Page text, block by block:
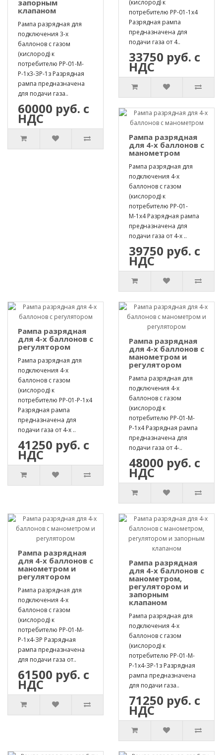
запорным
клапаном
Рампа разрядная для
подключения 3-х
баллонов с газом
(кислород) к
потребителю РР-01-М-
Р-1х3-ЗР-1з Разрядная
рампа предназначена
для подачи газа..
60000 руб. с
НДС
(кислород) к
потребителю РР-01-1х4
Разрядная рампа
предназначена для
подачи газа от 4..
33750 руб. с
НДС
Рампа разрядная
для 4-х баллонов с
манометром
Рампа разрядная для
подключения 4-х
баллонов с газом
(кислород) к
потребителю РР-01-
М-1х4 Разрядная рампа
предназначена для
подачи газа от 4-х ..
39750 руб. с
НДС
Рампа разрядная
для 4-х баллонов с
регулятором
Рампа разрядная для
подключения 4-х
баллонов с газом
(кислород) к
потребителю РР-01-Р-1х4
Разрядная рампа
предназначена для
подачи газа от 4-х ..
41250 руб. с
НДС
Рампа разрядная
для 4-х баллонов с
манометром и
регулятором
Рампа разрядная для
подключения 4-х
баллонов с газом
(кислород) к
потребителю РР-01-М-
Р-1х4 Разрядная рампа
предназначена для
подачи газа от 4-..
48000 руб. с
НДС
Рампа разрядная
для 4-х баллонов с
манометром и
регулятором
Рампа разрядная для
подключения 4-х
баллонов с газом
(кислород) к
потребителю РР-01-М-
Р-1х4-ЗР Разрядная
рампа предназначена
для подачи газа от..
61500 руб. с
НДС
Рампа разрядная
для 4-х баллонов с
манометром,
регулятором и
запорным
клапаном
Рампа разрядная для
подключения 4-х
баллонов с газом
(кислород) к
потребителю РР-01-М-
Р-1х4-ЗР-1з Разрядная
рампа предназначена
для подачи газа..
71250 руб. с
НДС